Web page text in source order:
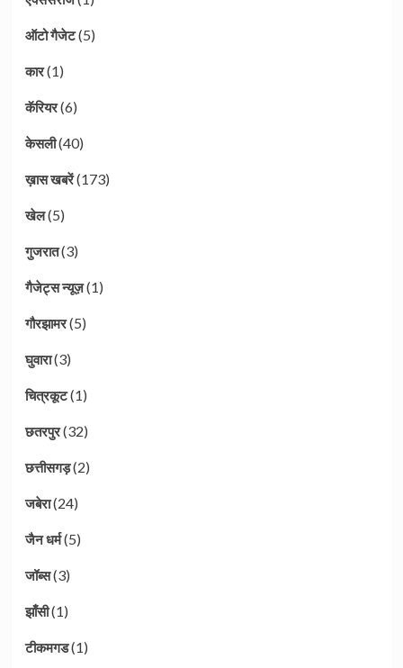
ऑटो गैजेट(5)
कार(1)
कॅरियर(6)
केसली(40)
ख़ास खबरें(173)
खेल(5)
गुजरात(3)
गैजेट्स न्यूज़(1)
गौरझामर(5)
घुवारा(3)
चित्रकूट(1)
छतरपुर(32)
छत्तीसगड़(2)
जबेरा(24)
जैन धर्म(5)
जॉब्स(3)
झाँसी(1)
टीकमगड(1)